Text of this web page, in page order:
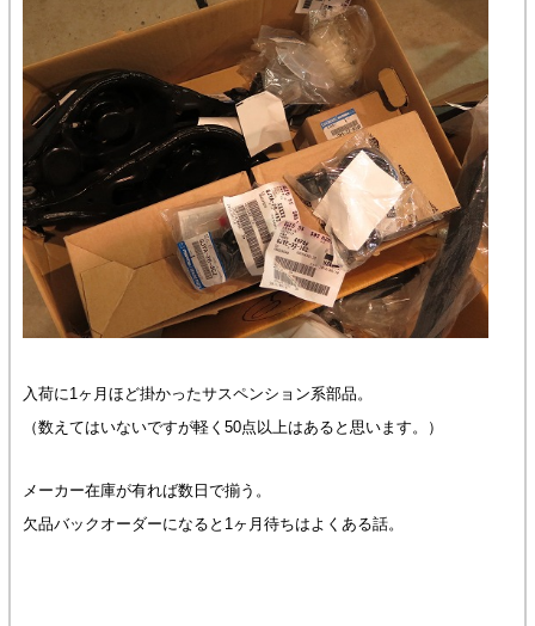
入荷に1ヶ月ほど掛かったサスペンション系部品。
（数えてはいないですが軽く50点以上はあると思います。）
メーカー在庫が有れば数日で揃う。
欠品バックオーダーになると1ヶ月待ちはよくある話。